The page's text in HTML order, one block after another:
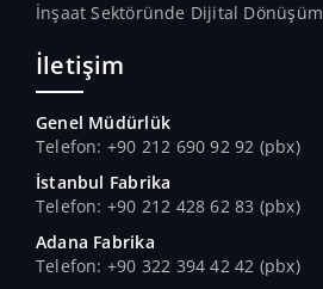
İnşaat Sektöründe Dijital Dönüşüm
İletişim
Genel Müdürlük
Telefon: +90 212 690 92 92 (pbx)
İstanbul Fabrika
Telefon: +90 212 428 62 83 (pbx)
Adana Fabrika
Telefon: +90 322 394 42 42 (pbx)